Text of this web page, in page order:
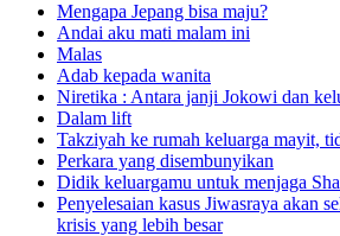
Mengapa Jepang bisa maju?
Andai aku mati malam ini
Malas
Adab kepada wanita
Niretika : Antara janji Jokowi dan
Dalam lift
Takziyah ke rumah keluarga mayit,
Perkara yang disembunyikan
Didik keluargamu untuk menjaga
Penyelesaian kasus Jiwasraya akan
krisis yang lebih besar